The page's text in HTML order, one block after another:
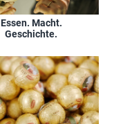
Essen. Macht.
Geschichte.